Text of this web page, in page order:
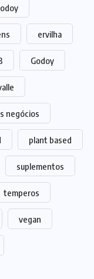
ervilha
Godoy
negócios
plant based
suplementos
temperos
vegan